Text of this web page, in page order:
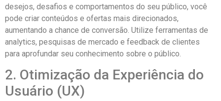
desejos, desafios e comportamentos do seu público, você
pode criar conteúdos e ofertas mais direcionados,
aumentando a chance de conversão. Utilize ferramentas de
analytics, pesquisas de mercado e feedback de clientes
para aprofundar seu conhecimento sobre o público.
2. Otimização da Experiência do
Usuário (UX)